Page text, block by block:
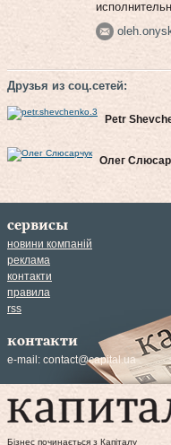
Друзья из соц.сетей:
Petr
Олег
сервисы
новини компаній
реклама
контакти
правила
rss
контакти
e-mail: contact@capital.ua
Бізнес починається з Капіталу